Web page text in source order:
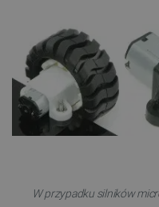
W przypadku silników